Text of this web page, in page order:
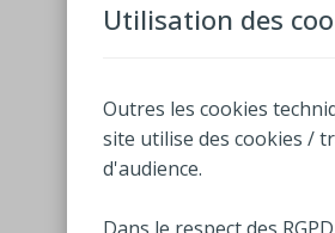
Utilisation des
Outres les cookies
site utilise des cookies /
d'audience.